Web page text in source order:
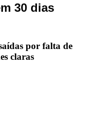
30 dias
por falta de
claras